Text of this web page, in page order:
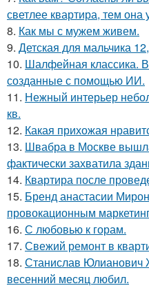
светлее квартира, тем она
8. Как мы с мужем живем.
9. Детская для мальчика
10. Шалфейная классика.
созданные с помощью ИИ.
11. Нежный интерьер
кв.
12. Какая прихожая
13. Швабра в Москве
фактически захватила
14. Квартира после
15. Бренд анастасии
провокационным
16. С любовью к горам.
17. Свежий ремонт в
18. Станислав Юлианович
весенний месяц любил.